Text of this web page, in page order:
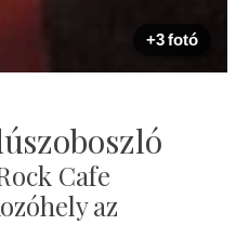
+3 fotó
Cafe
az